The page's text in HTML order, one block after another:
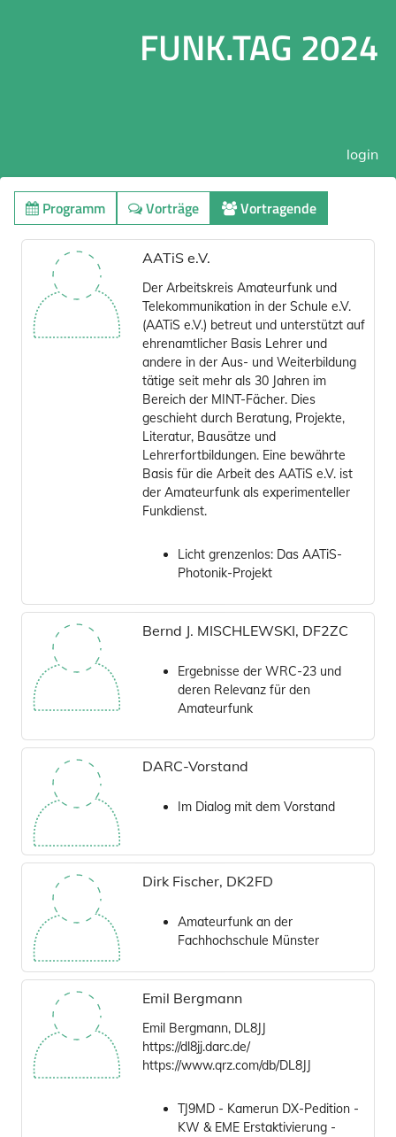
FUNK.TAG 2024
login
Programm Vorträge Vortragende
AATiS e.V.
Der Arbeitskreis Amateurfunk und
Telekommunikation in der Schule e.V.
(AATiS e.V.) betreut und unterstützt auf
ehrenamtlicher Basis Lehrer und
andere in der Aus- und Weiterbildung
tätige seit mehr als 30 Jahren im
Bereich der MINT-Fächer. Dies
geschieht durch Beratung, Projekte,
Literatur, Bausätze und
Lehrerfortbildungen. Eine bewährte
Basis für die Arbeit des AATiS e.V. ist
der Amateurfunk als experimenteller
Funkdienst.
Licht grenzenlos: Das AATiS-
Photonik-Projekt
Bernd J. MISCHLEWSKI, DF2ZC
Ergebnisse der WRC-23 und
deren Relevanz für den
Amateurfunk
DARC-Vorstand
Im Dialog mit dem Vorstand
Dirk Fischer, DK2FD
Amateurfunk an der
Fachhochschule Münster
Emil Bergmann
Emil Bergmann, DL8JJ
https://dl8jj.darc.de/
https://www.qrz.com/db/DL8JJ
TJ9MD - Kamerun DX-Pedition -
KW & EME Erstaktivierung -